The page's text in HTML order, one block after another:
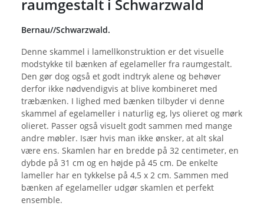
raumgestalt i Schwarzwald
Bernau//Schwarzwald.
Denne skammel i lamellkonstruktion er det visuelle
modstykke til bænken af egelameller fra raumgestalt.
Den gør dog også et godt indtryk alene og behøver
derfor ikke nødvendigvis at blive kombineret med
træbænken. I lighed med bænken tilbyder vi denne
skammel af egelameller i naturlig eg, lys olieret og mørk
olieret. Passer også visuelt godt sammen med mange
andre møbler. Især hvis man ikke ønsker, at alt skal
være ens. Skamlen har en bredde på 32 centimeter, en
dybde på 31 cm og en højde på 45 cm. De enkelte
lameller har en tykkelse på 4,5 x 2 cm. Sammen med
bænken af egelameller udgør skamlen et perfekt
ensemble.